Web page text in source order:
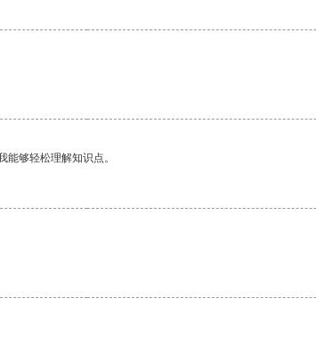
够轻松理解知识点。